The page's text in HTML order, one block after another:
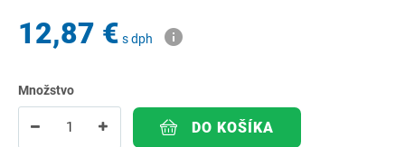
12,87 € s dph
Množstvo
DO KOŠÍKA